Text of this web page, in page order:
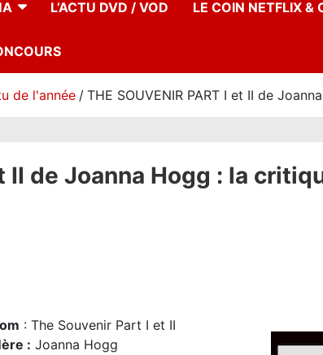
L’ACTU DVD / VOD LE COIN NETFLIX &
de l'année THE SOUVENIR PART I et II de
II de Joanna Hogg : la
: The Souvenir Part I et II
: Joanna Hogg